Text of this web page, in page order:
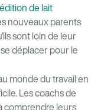
de lait
nouveaux parents
sont loin de leur
déplacer pour le
monde du travail en
Les coachs de
comprendre leurs